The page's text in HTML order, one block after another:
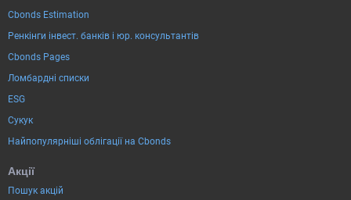
Cbonds Estimation
Ренкінги інвест. банків і юр. консультантів
Cbonds Pages
Ломбардні списки
ESG
Сукук
Найпопулярніші облігації на Cbonds
Акції
Пошук акцій